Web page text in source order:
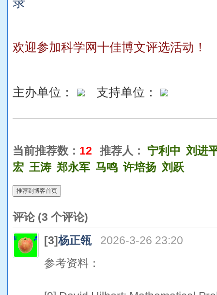
欢迎参加科学网十佳博文评选活动！
主办单位： 支持单位：
当前推荐数： 12 推荐人： 宁利中 刘进
宏 王涛 郑永军 马鸣 许培扬 刘跃
推荐到博客首页
评论 (3 个评论)
[3]杨正瓴
2026-3-26 23:20
参考资料：